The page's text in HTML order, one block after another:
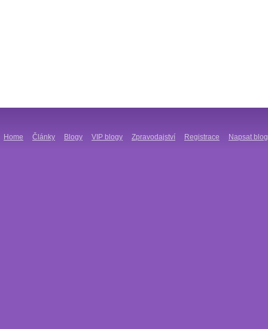
Home Články Blogy VIP blogy Zpravodajství Registrace Napsat blog